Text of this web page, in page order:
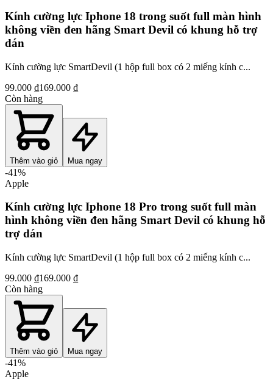
Kính cường lực Iphone 18 trong suốt full màn hình
không viền đen hãng Smart Devil có khung hỗ trợ
dán
Kính cường lực SmartDevil (1 hộp full box có 2 miếng kính c...
99.000 ₫169.000 ₫
Còn hàng
Thêm vào giỏ Mua ngay
-41%
Apple
Kính cường lực Iphone 18 Pro trong suốt full màn
hình không viền đen hãng Smart Devil có khung hỗ
trợ dán
Kính cường lực SmartDevil (1 hộp full box có 2 miếng kính c...
99.000 ₫169.000 ₫
Còn hàng
Thêm vào giỏ Mua ngay
-41%
Apple